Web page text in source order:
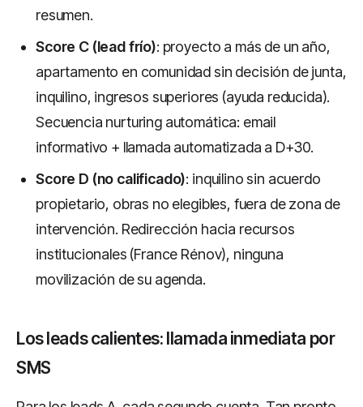
resumen.
Score C (lead frío): proyecto a más de un año,
apartamento en comunidad sin decisión de junta,
inquilino, ingresos superiores (ayuda reducida).
Secuencia nurturing automática: email
informativo + llamada automatizada a D+30.
Score D (no calificado): inquilino sin acuerdo
propietario, obras no elegibles, fuera de zona de
intervención. Redirección hacia recursos
institucionales (France Rénov), ninguna
movilización de su agenda.
Los leads calientes: llamada inmediata por
SMS